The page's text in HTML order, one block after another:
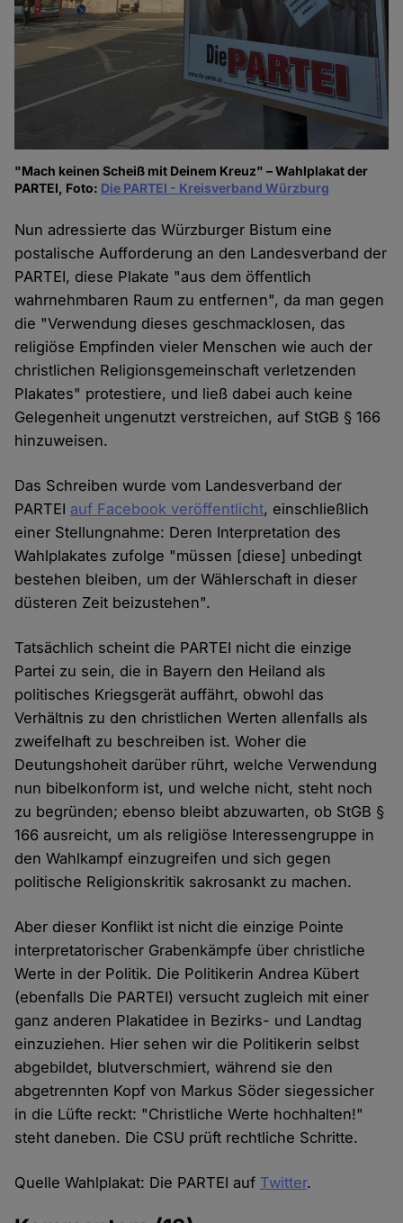
"Mach keinen Scheiß mit Deinem Kreuz" – Wahlplakat der
PARTEI, Foto: Die PARTEI - Kreisverband Würzburg
Nun adressierte das Würzburger Bistum eine
postalische Aufforderung an den Landesverband der
PARTEI, diese Plakate "aus dem öffentlich
wahrnehmbaren Raum zu entfernen", da man gegen
die "Verwendung dieses geschmacklosen, das
religiöse Empfinden vieler Menschen wie auch der
christlichen Religionsgemeinschaft verletzenden
Plakates" protestiere, und ließ dabei auch keine
Gelegenheit ungenutzt verstreichen, auf StGB § 166
hinzuweisen.
Das Schreiben wurde vom Landesverband der
PARTEI auf Facebook veröffentlicht, einschließlich
einer Stellungnahme: Deren Interpretation des
Wahlplakates zufolge "müssen [diese] unbedingt
bestehen bleiben, um der Wählerschaft in dieser
düsteren Zeit beizustehen".
Tatsächlich scheint die PARTEI nicht die einzige
Partei zu sein, die in Bayern den Heiland als
politisches Kriegsgerät auffährt, obwohl das
Verhältnis zu den christlichen Werten allenfalls als
zweifelhaft zu beschreiben ist. Woher die
Deutungshoheit darüber rührt, welche Verwendung
nun bibelkonform ist, und welche nicht, steht noch
zu begründen; ebenso bleibt abzuwarten, ob StGB §
166 ausreicht, um als religiöse Interessengruppe in
den Wahlkampf einzugreifen und sich gegen
politische Religionskritik sakrosankt zu machen.
Aber dieser Konflikt ist nicht die einzige Pointe
interpretatorischer Grabenkämpfe über christliche
Werte in der Politik. Die Politikerin Andrea Kübert
(ebenfalls Die PARTEI) versucht zugleich mit einer
ganz anderen Plakatidee in Bezirks- und Landtag
einzuziehen. Hier sehen wir die Politikerin selbst
abgebildet, blutverschmiert, während sie den
abgetrennten Kopf von Markus Söder siegessicher
in die Lüfte reckt: "Christliche Werte hochhalten!"
steht daneben. Die CSU prüft rechtliche Schritte.
Quelle Wahlplakat: Die PARTEI auf Twitter.